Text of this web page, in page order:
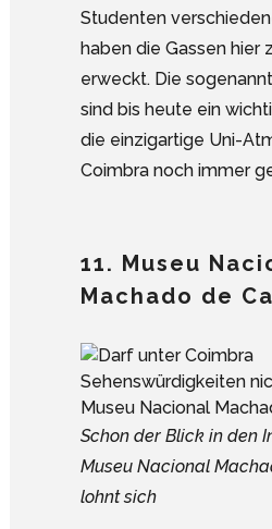
Studenten
haben die Gassen hier
erweckt. Die
sind bis heute ein
die einzigartige Uni-
Coimbra noch immer
11. Museu
Machado de
Schon der Blick in den
Museu Nacional
lohnt sich